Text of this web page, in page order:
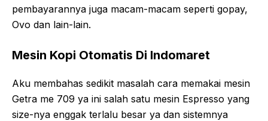
pembayarannya juga macam-macam seperti gopay,
Ovo dan lain-lain.
Mesin Kopi Otomatis Di Indomaret
Aku membahas sedikit masalah cara memakai mesin
Getra me 709 ya ini salah satu mesin Espresso yang
size-nya enggak terlalu besar ya dan sistemnya